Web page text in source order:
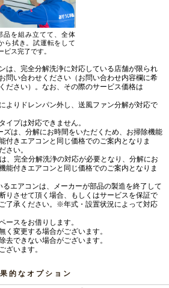
品を組み立てて、全体
ら拭き。試運転をして
ビス完了です。
は、完全分解洗浄に対応している店舗が限られ
問い合わせください（お問い合わせ内容欄に希
ださい）。なお、その際のサービス価格は
よりドレンパン外し、送風ファン分解が対応で
イプは対応できません。
ズは、分解にお時間をいただくため、お掃除機能
付きエアコンと同じ価格でのご案内となりま
さい。
、完全分解洗浄の対応が必要となり、分解にお
能付きエアコンと同じ価格でのご案内となりま
エアコンは、メーカーが部品の製造を終了して
りさせて頂く場合、もしくはサービスを保証で
了承ください。※年式・設置状況によって対応
ースをお借りします。
く変更する場合がございます。
去できない場合がございます。
ざいます。
的なオプション